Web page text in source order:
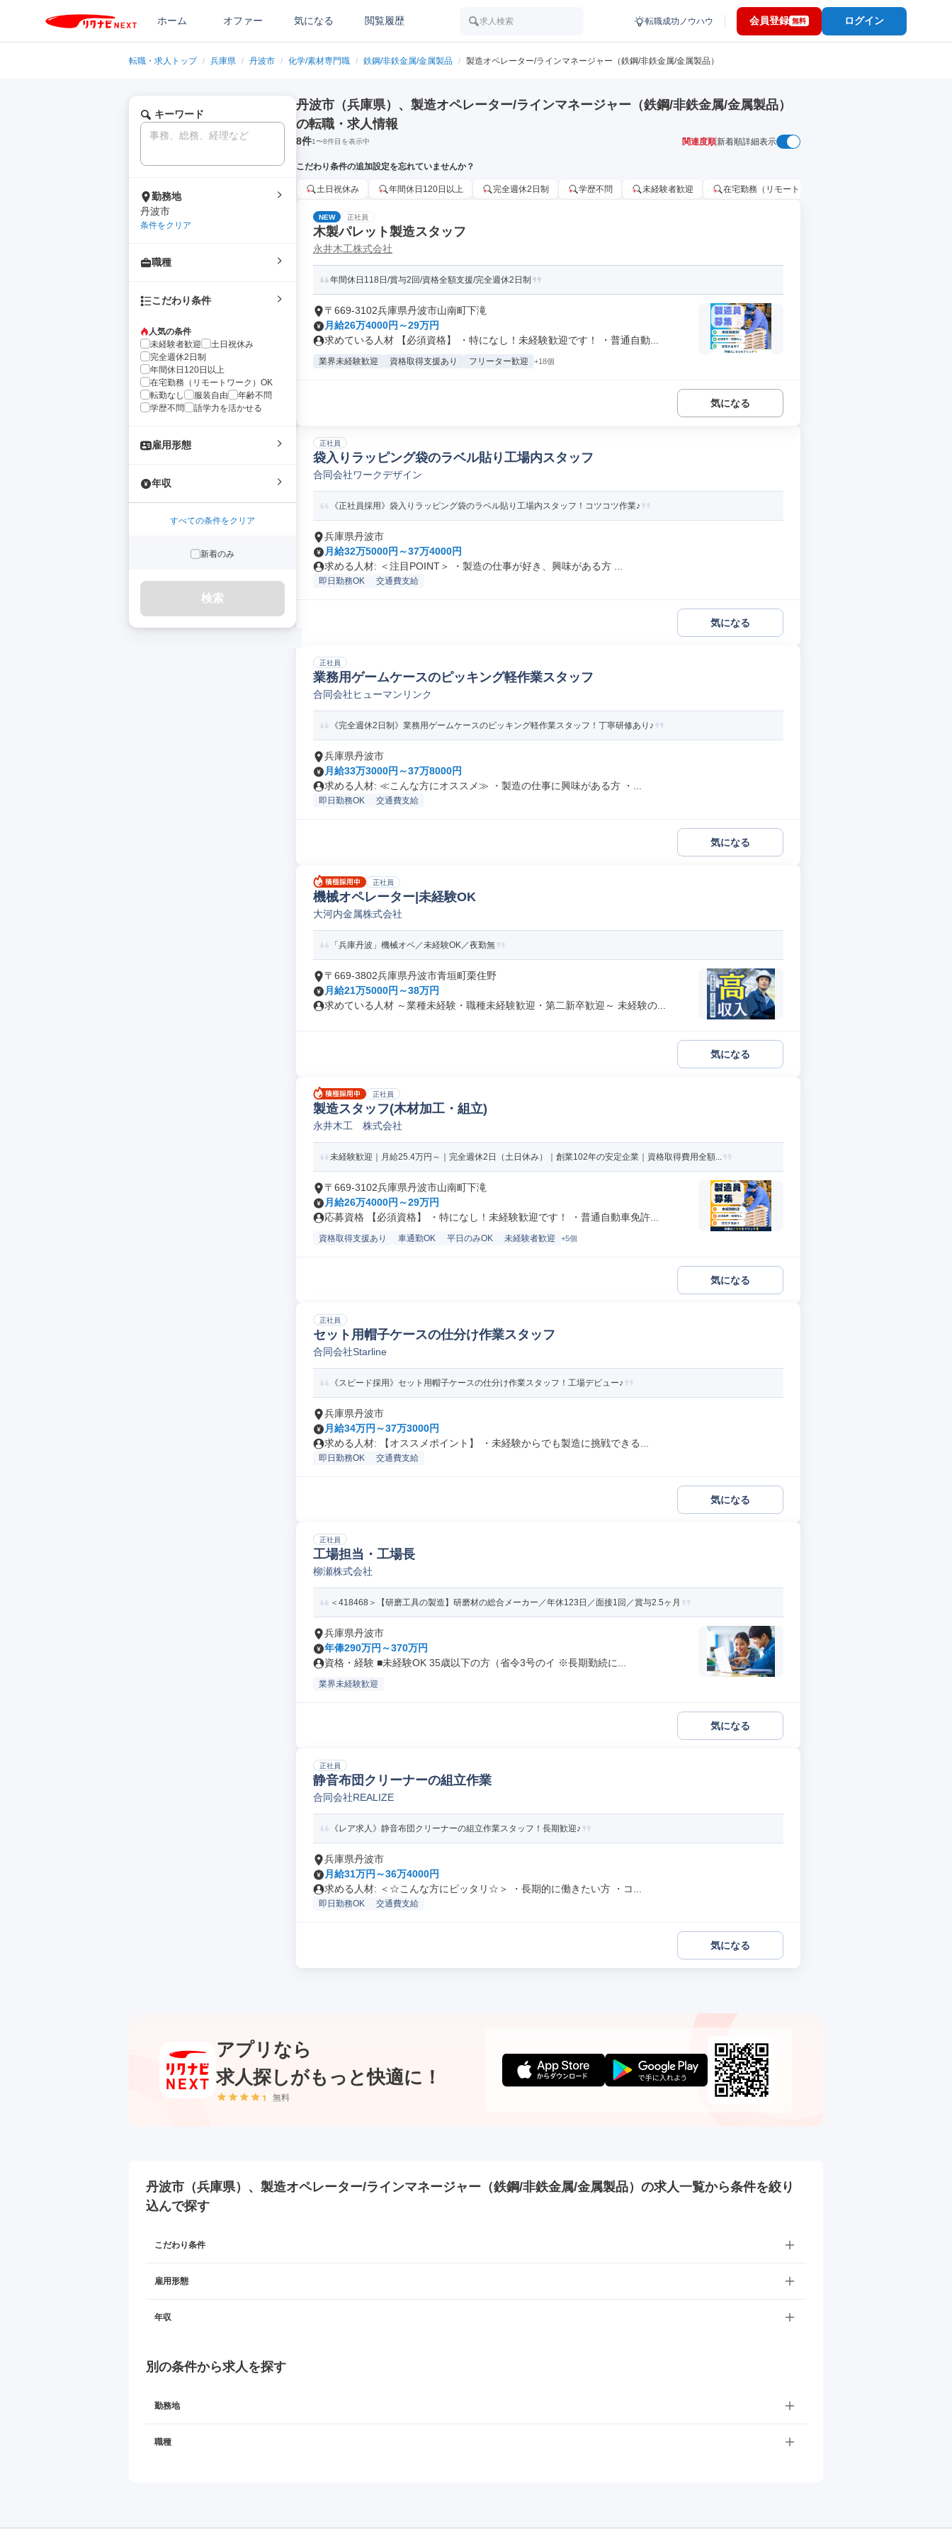
ホーム オファー 気になる 閲覧履歴 求人検索 転職成功ノウハウ 会員登録 無料 ログイン
転職・求人トップ / 兵庫県 / 丹波市 / 化学/素材専門職 / 鉄鋼/非鉄金属/金属製品 / 製造オペレーター/ラインマネージャー（鉄鋼/非鉄金属/金属製品）
キーワード
勤務地
丹波市
条件をクリア
職種
こだわり条件
人気の条件
未経験者歓迎
土日祝休み
完全週休2日制
年間休日120日以上
在宅勤務（リモートワーク）OK
転勤なし
服装自由
年齢不問
学歴不問
語学力を活かせる
雇用形態
年収
すべての条件をクリア
新着のみ
検索
丹波市（兵庫県）、製造オペレーター/ラインマネージャー（鉄鋼/非鉄金属/金属製品）
の転職・求人情報
8件1〜8件目を表示中 関連度順新着順詳細表示
こだわり条件の追加設定を忘れていませんか？
土日祝休み 年間休日120日以上 完全週休2日制 学歴不問 未経験者歓迎 在宅勤務（リモートワーク）OK
NEW 正社員
木製パレット製造スタッフ
永井木工株式会社
年間休日118日/賞与2回/資格全額支援/完全週休2日制
〒669-3102兵庫県丹波市山南町下滝
月給26万4000円～29万円
求めている人材 【必須資格】 ・特になし！未経験歓迎です！ ・普通自動...
業界未経験歓迎 資格取得支援あり フリーター歓迎 +18個
気になる
正社員
袋入りラッピング袋のラベル貼り工場内スタッフ
合同会社ワークデザイン
《正社員採用》袋入りラッピング袋のラベル貼り工場内スタッフ！コツコツ作業♪
兵庫県丹波市
月給32万5000円～37万4000円
求める人材: ＜注目POINT＞ ・製造の仕事が好き、興味がある方 ...
即日勤務OK 交通費支給
気になる
正社員
業務用ゲームケースのピッキング軽作業スタッフ
合同会社ヒューマンリンク
《完全週休2日制》業務用ゲームケースのピッキング軽作業スタッフ！丁寧研修あり♪
兵庫県丹波市
月給33万3000円～37万8000円
求める人材: ≪こんな方にオススメ≫ ・製造の仕事に興味がある方 ・...
即日勤務OK 交通費支給
気になる
正社員
機械オペレーター|未経験OK
大河内金属株式会社
「兵庫丹波」機械オペ／未経験OK／夜勤無
〒669-3802兵庫県丹波市青垣町栗住野
月給21万5000円～38万円
求めている人材 ～業種未経験・職種未経験歓迎・第二新卒歓迎～ 未経験の...
気になる
正社員
製造スタッフ(木材加工・組立)
永井木工 株式会社
未経験歓迎｜月給25.4万円～｜完全週休2日（土日休み）｜創業102年の安定企業｜資格取得費用全額...
〒669-3102兵庫県丹波市山南町下滝
月給26万4000円～29万円
応募資格 【必須資格】 ・特になし！未経験歓迎です！ ・普通自動車免許...
資格取得支援あり 車通勤OK 平日のみOK 未経験者歓迎 +5個
気になる
正社員
セット用帽子ケースの仕分け作業スタッフ
合同会社Starline
《スピード採用》セット用帽子ケースの仕分け作業スタッフ！工場デビュー♪
兵庫県丹波市
月給34万円～37万3000円
求める人材: 【オススメポイント】 ・未経験からでも製造に挑戦できる...
即日勤務OK 交通費支給
気になる
正社員
工場担当・工場長
柳瀬株式会社
＜418468＞【研磨工具の製造】研磨材の総合メーカー／年休123日／面接1回／賞与2.5ヶ月
兵庫県丹波市
年俸290万円～370万円
資格・経験 ■未経験OK 35歳以下の方（省令3号のイ ※長期勤続に...
業界未経験歓迎
気になる
正社員
静音布団クリーナーの組立作業
合同会社REALIZE
《レア求人》静音布団クリーナーの組立作業スタッフ！長期歓迎♪
兵庫県丹波市
月給31万円～36万4000円
求める人材: ＜☆こんな方にピッタリ☆＞ ・長期的に働きたい方 ・コ...
即日勤務OK 交通費支給
気になる
アプリなら
求人探しがもっと快適に！
無料
丹波市（兵庫県）、製造オペレーター/ラインマネージャー（鉄鋼/非鉄金属/金属製品）の求人一覧から条件を絞り
込んで探す
こだわり条件
雇用形態
年収
別の条件から求人を探す
勤務地
職種